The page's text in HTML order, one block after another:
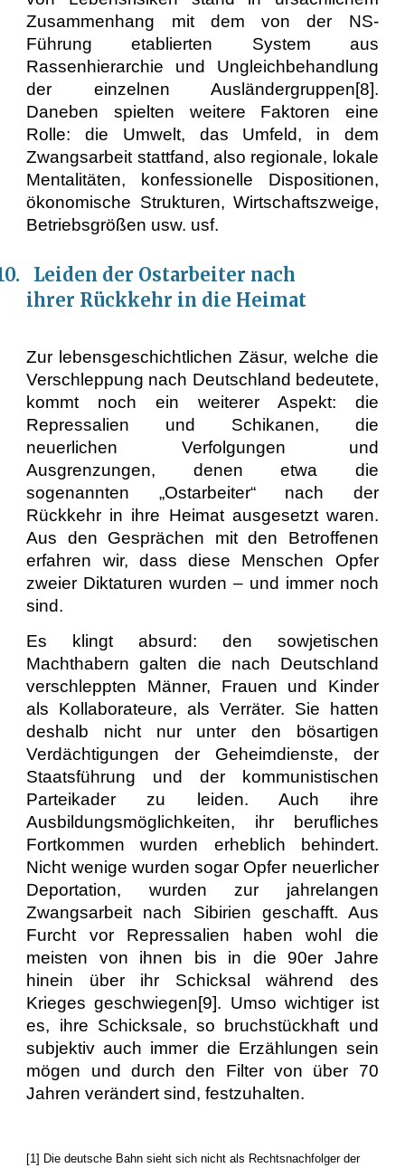
Zusammenhang mit dem von der NS-
Führung etablierten System aus
Rassenhierarchie und Ungleichbehandlung
der einzelnen Ausländergruppen[8].
Daneben spielten weitere Faktoren eine
Rolle: die Umwelt, das Umfeld, in dem
Zwangsarbeit stattfand, also regionale, lokale
Mentalitäten, konfessionelle Dispositionen,
ökonomische Strukturen, Wirtschaftszweige,
Betriebsgrößen usw. usf.
Leiden der Ostarbeiter nach
ihrer Rückkehr in die Heimat
Zur lebensgeschichtlichen Zäsur, welche die
Verschleppung nach Deutschland bedeutete,
kommt noch ein weiterer Aspekt: die
Repressalien und Schikanen, die
neuerlichen Verfolgungen und
Ausgrenzungen, denen etwa die
sogenannten „Ostarbeiter“ nach der
Rückkehr in ihre Heimat ausgesetzt waren.
Aus den Gesprächen mit den Betroffenen
erfahren wir, dass diese Menschen Opfer
zweier Diktaturen wurden – und immer noch
sind.
Es klingt absurd: den sowjetischen
Machthabern galten die nach Deutschland
verschleppten Männer, Frauen und Kinder
als Kollaborateure, als Verräter. Sie hatten
deshalb nicht nur unter den bösartigen
Verdächtigungen der Geheimdienste, der
Staatsführung und der kommunistischen
Parteikader zu leiden. Auch ihre
Ausbildungsmöglichkeiten, ihr berufliches
Fortkommen wurden erheblich behindert.
Nicht wenige wurden sogar Opfer neuerlicher
Deportation, wurden zur jahrelangen
Zwangsarbeit nach Sibirien geschafft. Aus
Furcht vor Repressalien haben wohl die
meisten von ihnen bis in die 90er Jahre
hinein über ihr Schicksal während des
Krieges geschwiegen[9]. Umso wichtiger ist
es, ihre Schicksale, so bruchstückhaft und
subjektiv auch immer die Erzählungen sein
mögen und durch den Filter von über 70
Jahren verändert sind, festzuhalten.
[1] Die deutsche Bahn sieht sich nicht als Rechtsnachfolger der